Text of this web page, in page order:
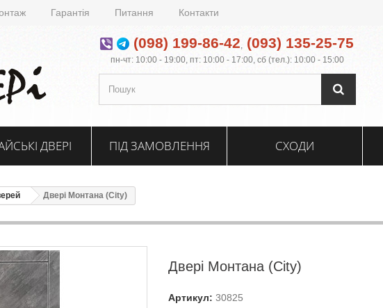
Гарантія Питання Контакти
(098) 199-86-42, (093) 135-25-75
пн-чт: 10:00 - 19:00, пт: 10:00 - 17:00, сб (тел.): 10:00 - 15:00
ДВЕРІ ПІД ЗАМОВЛЕННЯ СХОДИ
Двері Монтана (City)
Двері Монтана (City)
Артикул: 30825